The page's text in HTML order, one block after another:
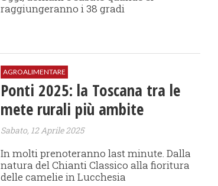
raggiungeranno i 38 gradi
AGROALIMENTARE
Ponti 2025: la Toscana tra le
mete rurali più ambite
Sabato, 12 Aprile 2025
In molti prenoteranno last minute. Dalla
natura del Chianti Classico alla fioritura
delle camelie in Lucchesia